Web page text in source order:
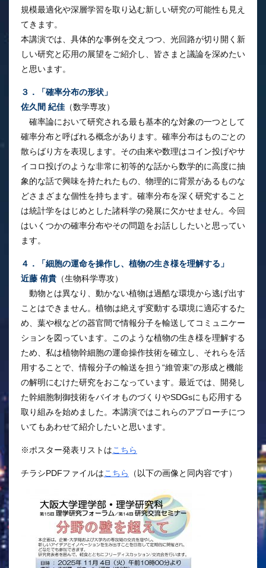
規模最適化や深層学習を取り込む新しい研究の可能性も見え
てきます。
本講演では、具体的な事例を交えつつ、光回路が切り開く新
しい研究と応用の展望をご紹介し、皆さまと議論を深めたい
と思います。
３．「確率分布の形状」
佐久間 紀佳 （数学専攻）
確率論において研究される最も基本的な対象の一つとして
確率分布と呼ばれる概念があります。確率分布はものごとの
散らばり方を表現します。その由来や数理はコイン投げやサ
イコロ投げのような非常に初等的な話から数学的に高度に抽
象的な話で興味を持たれたもの、物理的に背景があるものな
どさまざまな個性を持ちます。確率分布を深く研究すること
は統計学をはじめとした諸科学の発展に欠かせません。今回
はいくつかの確率分布やその問題をお話ししたいと思ってい
ます。
４．「細胞の運命を操作し、植物の生き様を理解する」
近藤 侑貴 （生物科学専攻）
動物とは異なり、動かない植物は過酷な環境から逃げ出す
ことはできません。植物は絶えず変動する環境に適応するた
め、葉や根などの器官間で情報分子を輸送してコミュニケー
ションを図っています。このような植物の生き様を理解する
ため、私は植物幹細胞の運命操作技術を確立し、それらを活
用することで、情報分子の輸送を担う“維管束”の形成と機能
の解明にむけた研究をおこなっています。最近では、開発し
た幹細胞制御技術をバイオものづくりやSDGsにも応用する
取り組みを始めました。本講演ではこれらのアプローチにつ
いてもあわせて紹介したいと思います。
※ポスター発表リストはこちら
チラシPDFファイルはこちら （以下の画像と同内容です）